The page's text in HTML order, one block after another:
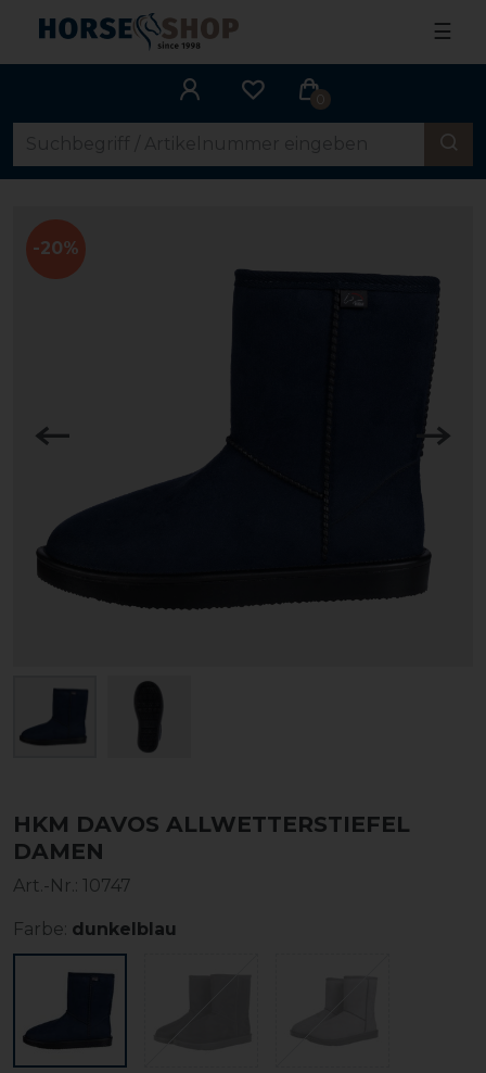
☰
0
-20%
HKM DAVOS ALLWETTERSTIEFEL
DAMEN
Art.-Nr.: 10747
Farbe: dunkelblau